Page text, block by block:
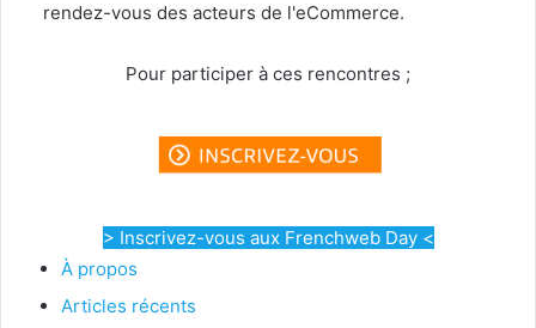
rendez-vous des acteurs de l'eCommerce.
Pour participer à ces rencontres ;
> Inscrivez-vous aux Frenchweb Day <
À propos
Articles récents